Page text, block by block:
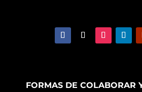
FORMAS DE COLABORAR